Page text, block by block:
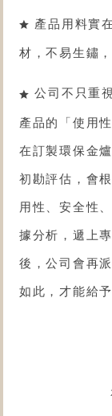
產品用料實
材，不易生鏽
公司不只重
產品的「使用
在訂製環保金
初勘評估，會
用性、安全性
據分析，遞上
後，公司會再
如此，才能給